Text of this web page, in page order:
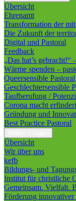
Übersicht
Ehrenamt
Transformation der
Die Zukunft der
Digital und Pastoral
Feedback
„Das hat’s
Wärme spenden –
Queersensible Pastoral
Geschlechtersensible
Taufberufung /
Corona macht
Gründung und
Best Practice Pastoral
Übersicht
Wir über uns
kefb
Bildungs- und
Institut für christliche
Gemeinsam. Vielfalt.
Förderung innovativer